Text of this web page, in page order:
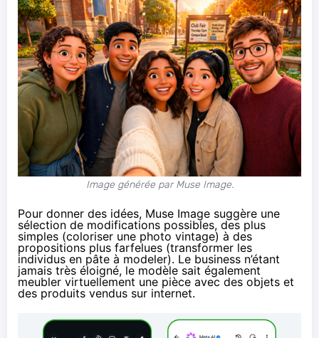
Image générée par Muse Image.
Pour donner des idées, Muse Image suggère une
sélection de modifications possibles, des plus
simples (coloriser une photo vintage) à des
propositions plus farfelues (transformer les
individus en pâte à modeler). Le business n’étant
jamais très éloigné, le modèle sait également
meubler virtuellement une pièce avec des objets et
des produits vendus sur internet.